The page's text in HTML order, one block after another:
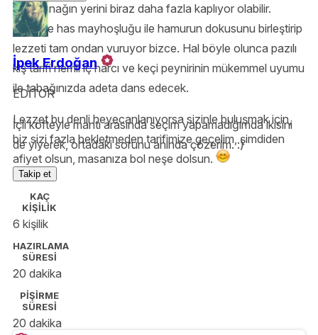
de ıspanağın yerini biraz daha fazla kaplıyor olabilir.
Kendine has mayhoşluğu ile hamurun dokusunu birleştirip
lezzeti tam ondan vuruyor bizce. Hal böyle olunca pazılı
kiş tarifi nemli iç harcı ve keçi peynirinin mükemmel uyumu
ile tabağınızda adeta dans edecek.
Lezzet bu denli heyecanlanıyorsa sizinle buluşmak için,
biz sizi fazla bekletmeden tarifimize geçelim, şimdiden
afiyet olsun, masanıza bol neşe dolsun.
İpek Erdoğan
EDİTOR
İçli köfteyle mantı arasında seçim yapamadığımda ikisini
de yiyerek, ortadaki sorunu anında çözerim. :)
Takip et
KAÇ
KİŞİLİK
6 kişilik
HAZIRLAMA
SÜRESİ
20 dakika
PİŞİRME
SÜRESİ
20 dakika